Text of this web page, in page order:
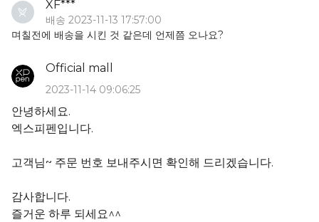
XF***
배송 2023-11-13 17:57:00
며칠전에 배송을 시킨 것 같은데 언제쯤 오나요?
Official mall
2023-11-14 09:06:25
안녕하세요.
엑스피펜입니다.
고객님~ 주문 번호 보내주시면 확인해 드리겠습니다.
감사합니다.
즐거운 하루 되세요^^